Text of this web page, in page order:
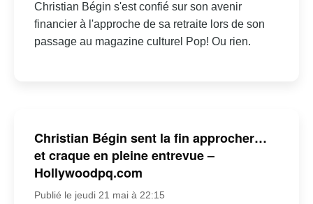
Christian Bégin s'est confié sur son avenir
financier à l'approche de sa retraite lors de son
passage au magazine culturel Pop! Ou rien.
Christian Bégin sent la fin approcher…
et craque en pleine entrevue –
Hollywoodpq.com
Publié le jeudi 21 mai à 22:15